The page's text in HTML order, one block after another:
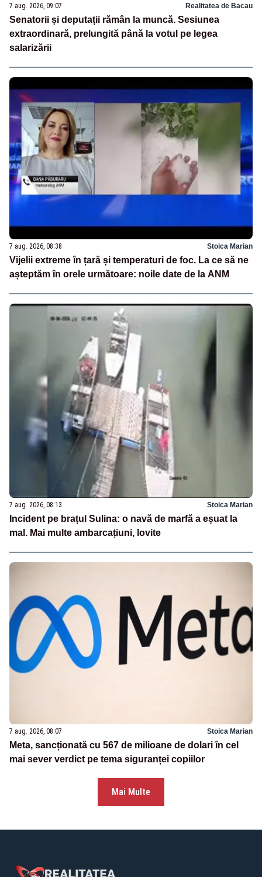
7 aug. 2026, 09:07 Realitatea de Bacau
Senatorii și deputații rămân la muncă. Sesiunea
extraordinară, prelungită până la votul pe legea
salarizării
7 aug. 2026, 08:38 Stoica Marian
Vijelii extreme în țară și temperaturi de foc. La ce să ne
așteptăm în orele următoare: noile date de la ANM
7 aug. 2026, 08:13 Stoica Marian
Incident pe brațul Sulina: o navă de marfă a eșuat la
mal. Mai multe ambarcațiuni, lovite
7 aug. 2026, 08:07 Stoica Marian
Meta, sancționată cu 567 de milioane de dolari în cel
mai sever verdict pe tema siguranței copiilor
Mai Multe